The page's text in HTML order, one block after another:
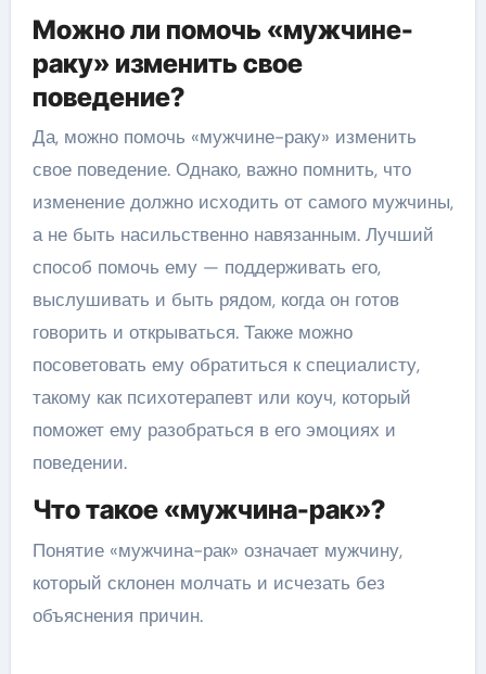
Можно ли помочь «мужчине-
раку» изменить свое
поведение?
Да, можно помочь «мужчине-раку» изменить
свое поведение. Однако, важно помнить, что
изменение должно исходить от самого мужчины,
а не быть насильственно навязанным. Лучший
способ помочь ему — поддерживать его,
выслушивать и быть рядом, когда он готов
говорить и открываться. Также можно
посоветовать ему обратиться к специалисту,
такому как психотерапевт или коуч, который
поможет ему разобраться в его эмоциях и
поведении.
Что такое «мужчина-рак»?
Понятие «мужчина-рак» означает мужчину,
который склонен молчать и исчезать без
объяснения причин.